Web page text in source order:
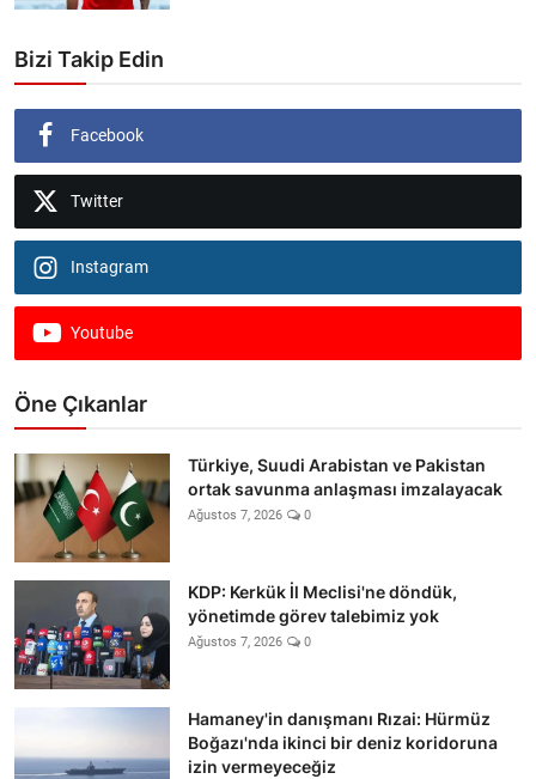
Bizi Takip Edin
Facebook
Twitter
Instagram
Youtube
Öne Çıkanlar
Türkiye, Suudi Arabistan ve Pakistan
ortak savunma anlaşması imzalayacak
Ağustos 7, 2026 0
KDP: Kerkük İl Meclisi'ne döndük,
yönetimde görev talebimiz yok
Ağustos 7, 2026 0
Hamaney'in danışmanı Rızai: Hürmüz
Boğazı'nda ikinci bir deniz koridoruna
izin vermeyeceğiz